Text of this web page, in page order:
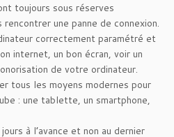
toujours sous réserves
une panne de connexion.
correctement paramétré et
internet, un bon écran, voir un
de votre ordinateur.
tous les moyens modernes pour
: une tablette, un smartphone,
à l’avance et non au dernier